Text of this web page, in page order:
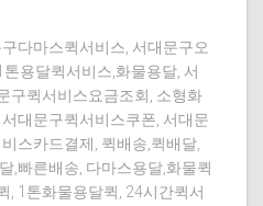
다마스퀵서비스, 서대문구오
용달퀵서비스,화물용달, 서
구퀵서비스요금조회, 소형화
대문구퀵서비스쿠폰, 서대문
스카드결제, 퀵배송,퀵배달,
,빠른배송, 다마스용달,화물퀵
, 1톤화물용달퀵, 24시간퀵서